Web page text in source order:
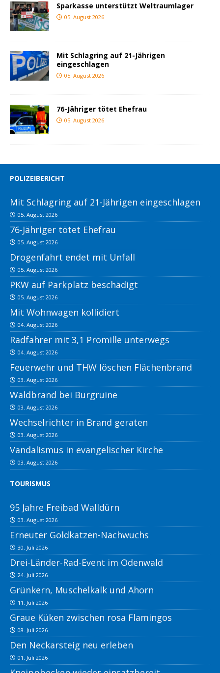
Sparkasse unterstützt Weltraumlager
05. August 2026
Mit Schlagring auf 21-Jährigen
eingeschlagen
05. August 2026
76-Jähriger tötet Ehefrau
05. August 2026
POLIZEIBERICHT
Mit Schlagring auf 21-Jährigen eingeschlagen
05. August 2026
76-Jähriger tötet Ehefrau
05. August 2026
Drogenfahrt endet mit Unfall
05. August 2026
PKW auf Parkplatz beschädigt
05. August 2026
Mit Wohnwagen kollidiert
04. August 2026
Radfahrer mit 3,1 Promille unterwegs
04. August 2026
Feuerwehr und THW löschen Flächenbrand
03. August 2026
Waldbrand bei Burgruine
03. August 2026
Wechselrichter in Brand geraten
03. August 2026
Vandalismus in evangelischer Kirche
03. August 2026
TOURISMUS
95 Jahre Freibad Walldürn
03. August 2026
Erneuter Goldkatzen-Nachwuchs
30. Juli 2026
Drei-Länder-Rad-Event im Odenwald
24. Juli 2026
Grünkern, Muschelkalk und Ahorn
11. Juli 2026
Graue Küken zwischen rosa Flamingos
08. Juli 2026
Den Neckarsteig neu erleben
01. Juli 2026